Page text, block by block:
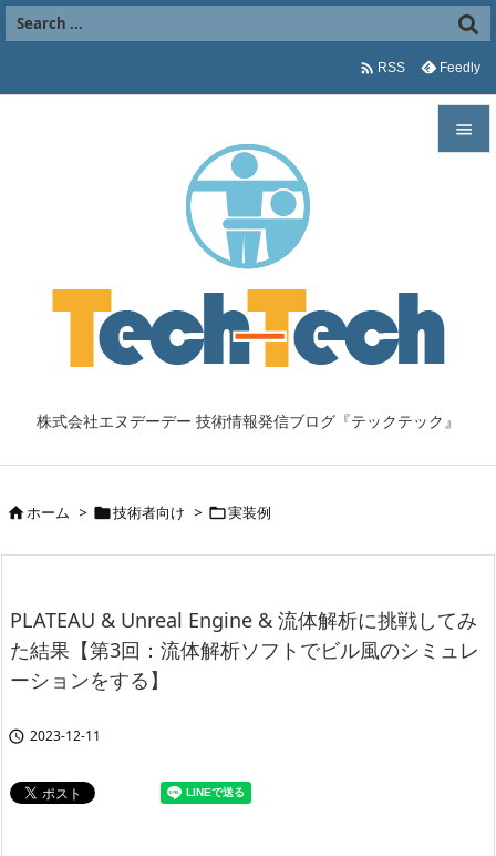
株式会社エヌデーデー 技術情報発信ブログ『テックテック』

 RSS Feedly
ホーム > 技術者向け > 実装例
PLATEAU & Unreal Engine & 流体解析に挑戦してみ
た結果【第3回：流体解析ソフトでビル風のシミュレ
ーションをする】
 2023-12-11